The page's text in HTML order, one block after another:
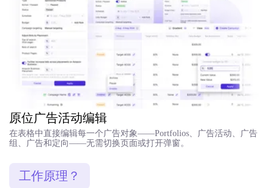
原位广告活动编辑
在表格中直接编辑每一个广告对象——Portfolios、广告活动、广告
组、广告和定向——无需切换页面或打开弹窗。
工作原理？